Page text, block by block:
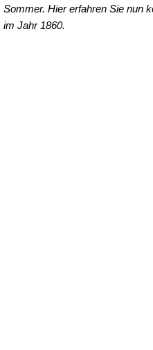
Sommer. Hier erfahren Sie nun
im Jahr 1860.